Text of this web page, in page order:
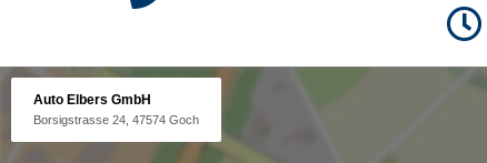
Auto Elbers GmbH
Borsigstrasse 24, 47574 Goch